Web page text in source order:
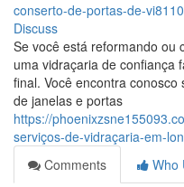
conserto-de-portas-de-
Discuss
Se você está reformando ou
uma vidraçaria de confiança
final. Você encontra
de janelas e portas
https://
serviços-de-vidraçaria-em-
Comments
Who